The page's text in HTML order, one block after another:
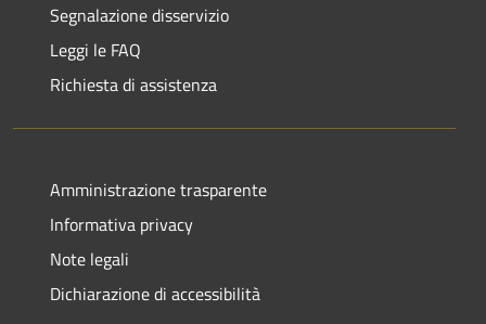
Segnalazione disservizio
Leggi le FAQ
Richiesta di assistenza
Amministrazione trasparente
Informativa privacy
Note legali
Dichiarazione di accessibilità